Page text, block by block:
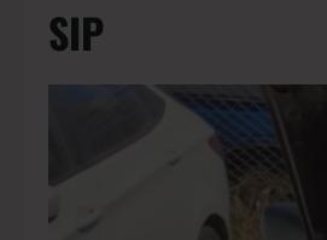
SIP